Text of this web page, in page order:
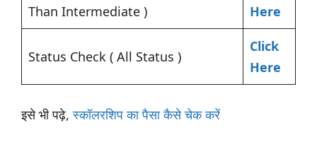
Than Intermediate )
Here
Status Check ( All Status )
Click
Here
इसे भी पढ़े,स्कॉलरशिप का पैसा कैसे चेक करें